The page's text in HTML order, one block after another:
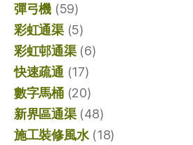
彈弓機 (59)
彩虹通渠(5)
彩虹邨通渠(6)
快速疏通 (17)
數字馬桶(20)
新界區通渠(48)
施工裝修風水(18)